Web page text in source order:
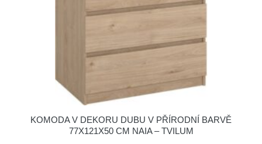
KOMODA V DEKORU DUBU V PŘÍRODNÍ BARVĚ
77X121X50 CM NAIA – TVILUM